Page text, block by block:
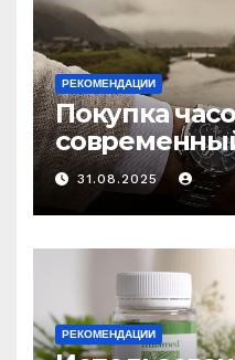
РЕКОМЕНДАЦИИ
Покупка
выбору
31.08.2025
РЕКОМЕНДАЦИИ